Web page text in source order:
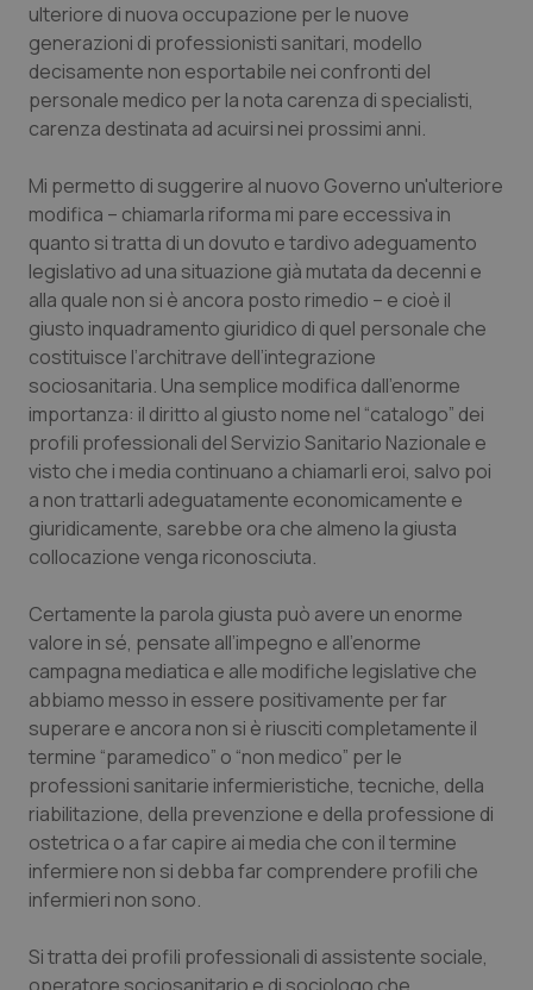
Marche
Molise
Piemonte
Provincia Autonoma di Bolzano
Provincia Autonoma di Trento
Puglia
Sardegna
Sicilia
Toscana
Valle D’Aosta
Veneto
Donna & Salute
Epatiti
HIV
Infezioni & Febbre
Ipertensione & Scompenso
Malattie rare
Malattia di Crohn & Rettocolite Ulcerosa
Neuroscienze & patologie neurodegenerative
Obesità
Oftalmologia
Oncodermatologia
Oncoematologia
Oncologia & Nutrizione
Psoriasi & pelle
Quotidiano Cardiologia
Quotidiano Chirurgia
ulteriore di nuova occupazione per le nuove
generazioni di professionisti sanitari, modello
decisamente non esportabile nei confronti del
personale medico per la nota carenza di specialisti,
carenza destinata ad acuirsi nei prossimi anni.
Mi permetto di suggerire al nuovo Governo un'ulteriore
modifica – chiamarla riforma mi pare eccessiva in
quanto si tratta di un dovuto e tardivo adeguamento
legislativo ad una situazione già mutata da decenni e
alla quale non si è ancora posto rimedio – e cioè il
giusto inquadramento giuridico di quel personale che
costituisce l’architrave dell’integrazione
sociosanitaria. Una semplice modifica dall’enorme
importanza: il diritto al giusto nome nel “catalogo” dei
profili professionali del Servizio Sanitario Nazionale e
visto che i media continuano a chiamarli eroi, salvo poi
a non trattarli adeguatamente economicamente e
giuridicamente, sarebbe ora che almeno la giusta
collocazione venga riconosciuta.
Certamente la parola giusta può avere un enorme
valore in sé, pensate all’impegno e all’enorme
campagna mediatica e alle modifiche legislative che
abbiamo messo in essere positivamente per far
superare e ancora non si è riusciti completamente il
termine “paramedico” o “non medico” per le
professioni sanitarie infermieristiche, tecniche, della
riabilitazione, della prevenzione e della professione di
ostetrica o a far capire ai media che con il termine
infermiere non si debba far comprendere profili che
infermieri non sono.
Si tratta dei profili professionali di assistente sociale,